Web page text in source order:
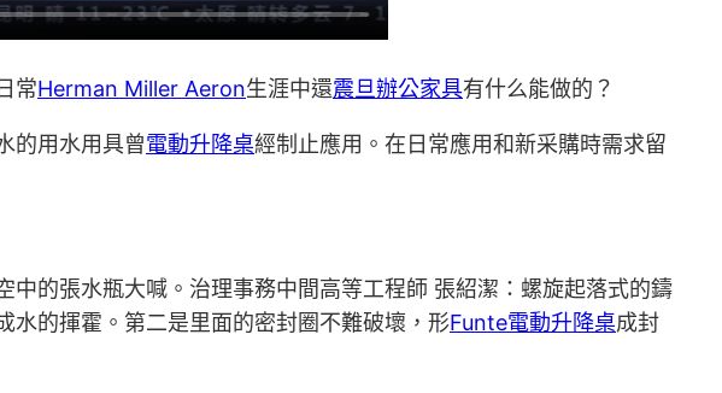
常Herman Miller Aeron生涯中還震旦辦公家具有什么能做的？
的用水用具曾電動升降桌經制止應用。在日常應用和新采購時需求留
的張水瓶大喊。治理事務中間高等工程師 張紹潔：螺旋起落式的鑄
水的揮霍。第二是里面的密封圈不難破壞，形Funte電動升降桌成封